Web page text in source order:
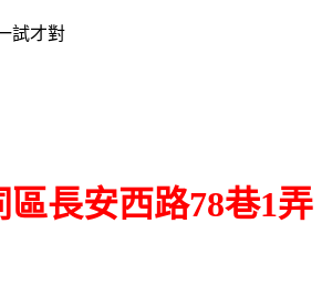
試才對
區長安西路78巷1弄